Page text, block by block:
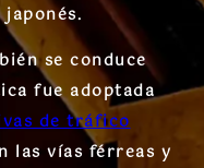
se conduce
fue adoptada
de tráfico
las vías férreas y